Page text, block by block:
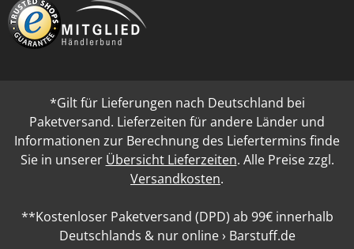
*Gilt für Lieferungen nach Deutschland bei
Paketversand. Lieferzeiten für andere Länder und
Informationen zur Berechnung des Liefertermins finde
Sie in unserer Übersicht Lieferzeiten. Alle Preise zzgl.
Versandkosten.
**Kostenloser Paketversand (DPD) ab 99€ innerhalb
Deutschlands & nur online › Barstuff.de